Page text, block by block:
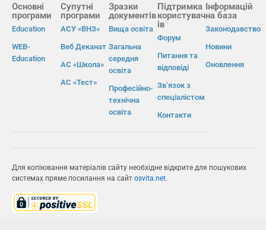
Основні
програми
Education
WEB-
Education
Супутні
програми
АСУ «ВНЗ»
Веб Деканат
АС «Школа»
АС «Тест»
Зразки
документів
Вища освіта
Загальна
середня
освіта
Професійно-
технічна
освіта
Підтримка
користувач
ів
Форум
Питання та
відповіді
Зв’язок з
спеціалістом
Контакти
Інформацій
на база
Законодавство
Новини
Оновлення
Для копіювання матеріалів сайту необхідне відкрите для пошукових
системах пряме посилання на сайт osvita.net.